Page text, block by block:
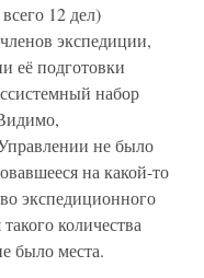
12 дел)
экспедиции,
её подготовки
набор
не было
на какой-то
экспедиционного
количества
было места.